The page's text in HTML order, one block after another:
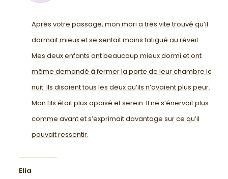
Après votre passage, mon mari a très vite trouvé qu’il
dormait mieux et se sentait moins fatigué au réveil.
Mes deux enfants ont beaucoup mieux dormi et ont
même demandé à fermer la porte de leur chambre la
nuit. Ils disaient tous les deux qu’ils n’avaient plus peur.
Mon fils était plus apaisé et serein. Il ne s’énervait plus
comme avant et s’exprimait davantage sur ce qu’il
pouvait ressentir.
Elia